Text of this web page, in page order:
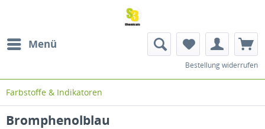
Menü
Bestellung widerrufen
Farbstoffe & Indikatoren
Bromphenolblau